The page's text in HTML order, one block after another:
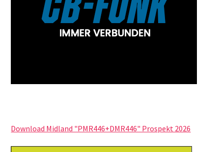
Download Midland "PMR446+DMR446" Prospekt 2026